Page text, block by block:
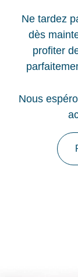
Ne tardez
dès
profiter
Nous